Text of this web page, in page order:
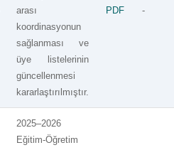
arası
koordinasyonun
sağlanması ve
üye listelerinin
güncellenmesi
kararlaştırılmıştır.
PDF -
2025–2026
Eğitim-Öğretim